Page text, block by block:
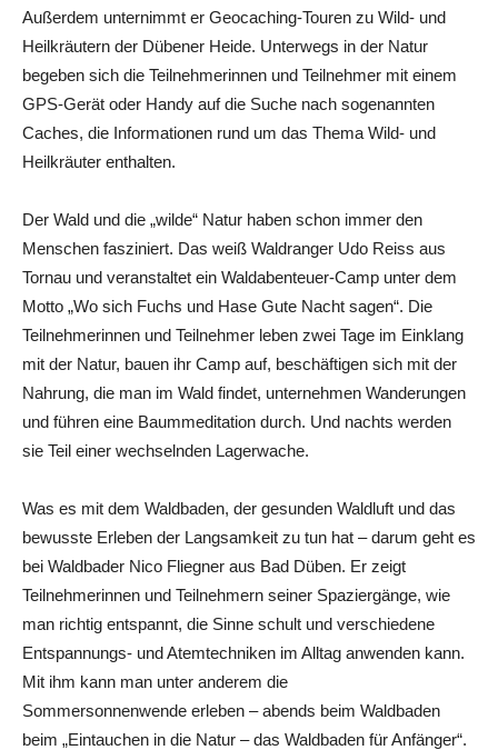
Außerdem unternimmt er Geocaching-Touren zu Wild- und
Heilkräutern der Dübener Heide. Unterwegs in der Natur
begeben sich die Teilnehmerinnen und Teilnehmer mit einem
GPS-Gerät oder Handy auf die Suche nach sogenannten
Caches, die Informationen rund um das Thema Wild- und
Heilkräuter enthalten.
Der Wald und die „wilde“ Natur haben schon immer den
Menschen fasziniert. Das weiß Waldranger Udo Reiss aus
Tornau und veranstaltet ein Waldabenteuer-Camp unter dem
Motto „Wo sich Fuchs und Hase Gute Nacht sagen“. Die
Teilnehmerinnen und Teilnehmer leben zwei Tage im Einklang
mit der Natur, bauen ihr Camp auf, beschäftigen sich mit der
Nahrung, die man im Wald findet, unternehmen Wanderungen
und führen eine Baummeditation durch. Und nachts werden
sie Teil einer wechselnden Lagerwache.
Was es mit dem Waldbaden, der gesunden Waldluft und das
bewusste Erleben der Langsamkeit zu tun hat – darum geht es
bei Waldbader Nico Fliegner aus Bad Düben. Er zeigt
Teilnehmerinnen und Teilnehmern seiner Spaziergänge, wie
man richtig entspannt, die Sinne schult und verschiedene
Entspannungs- und Atemtechniken im Alltag anwenden kann.
Mit ihm kann man unter anderem die
Sommersonnenwende erleben – abends beim Waldbaden
beim „Eintauchen in die Natur – das Waldbaden für Anfänger“.